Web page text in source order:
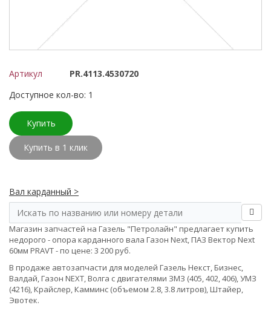
Артикул
PR.4113.4530720
Доступное кол-во: 1
Купить
Купить в 1 клик
Вал карданный >
Магазин запчастей на Газель "Петролайн" предлагает купить
недорого - опора карданного вала Газон Next, ПАЗ Вектор Next
60мм PRAVT - по цене: 3 200 руб.
В продаже автозапчасти для моделей Газель Некст, Бизнес,
Валдай, Газон NEXT, Волга с двигателями ЗМЗ (405, 402, 406), УМЗ
(4216), Крайслер, Камминс (объемом 2.8, 3.8 литров), Штайер,
Эвотек.